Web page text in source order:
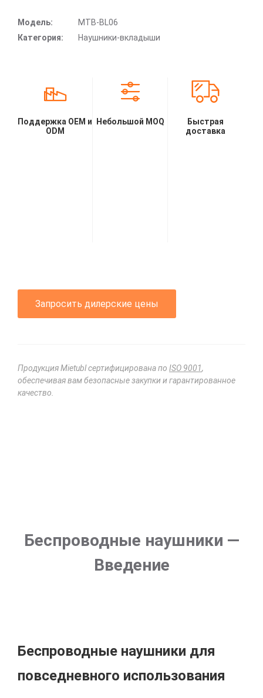
Модель:
MTB-BL06
Категория:
Наушники-вкладыши
Поддержка OEM и
ODM
Небольшой MOQ
Быстрая
доставка
Запросить дилерские цены
Продукция Mietubl сертифицирована по ISO 9001,
обеспечивая вам безопасные закупки и гарантированное
качество.
Беспроводные наушники —
Введение
Беспроводные наушники для
повседневного использования